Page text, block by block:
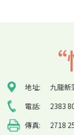
地址:
九龍新
電話:
2383
傳真:
2718